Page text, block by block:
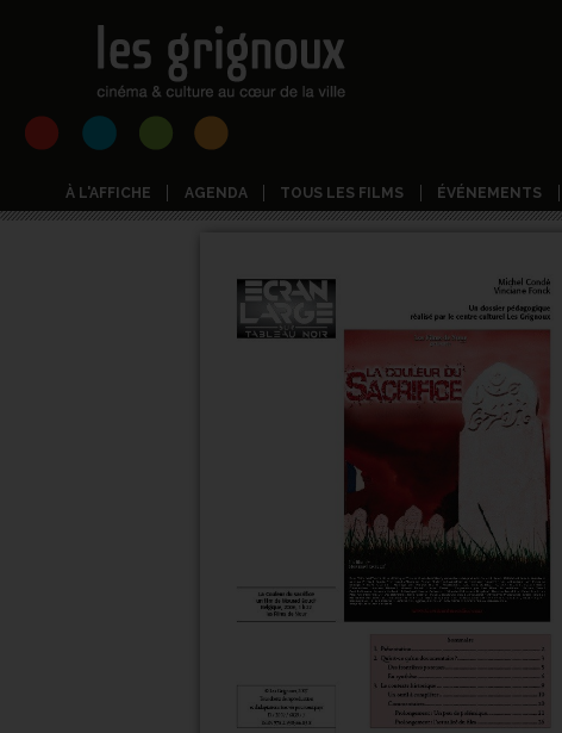
À L'AFFICHE AGENDA TOUS LES FILMS ÉVÉNEMENTS